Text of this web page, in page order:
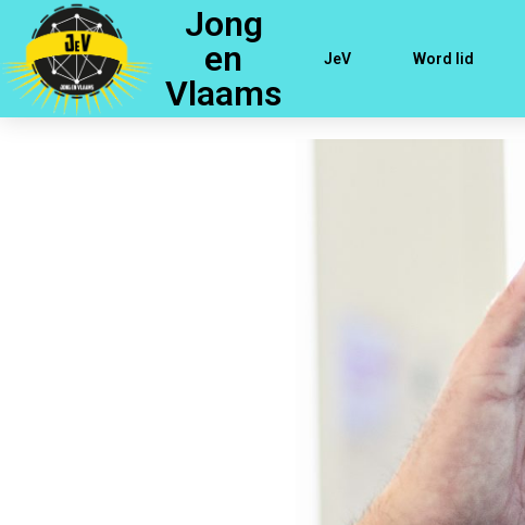
Jong
en
Vlaams
JeV Word lid